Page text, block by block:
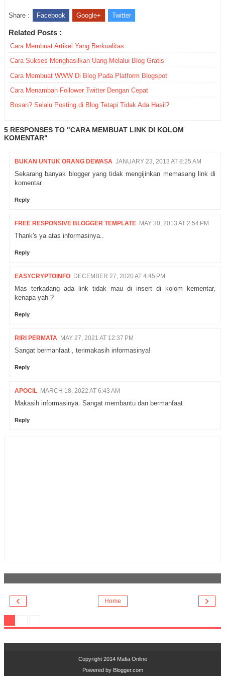
Share : Facebook Google+ Twitter
Related Posts :
Cara Membuat Artikel Yang Berkualitas
Cara Sukses Menghasilkan Uang Melalui Blog Gratis
Cara Membuat WWW Di Blog Pada Platform Blogspot
Cara Menambah Follower Twitter Dengan Cepat
Bosan? Selalu Posting di Blog Tetapi Tidak Ada Hasil?
5 RESPONSES TO "CARA MEMBUAT LINK DI KOLOM
KOMENTAR"
BUKAN UNTUK ORANG DEWASA JANUARY 23, 2013 AT 8:25 AM
Sekarang banyak blogger yang tidak mengijinkan memasang link di
komentar
Reply
FREE RESPONSIVE BLOGGER TEMPLATE MAY 30, 2013 AT 2:54 PM
Thank's ya atas informasinya..
Reply
EASYCRYPTOINFO DECEMBER 27, 2020 AT 4:45 PM
Mas terkadang ada link tidak mau di insert di kolom kementar,
kenapa yah ?
Reply
RIRI PERMATA MAY 27, 2021 AT 12:37 PM
Sangat bermanfaat , terimakasih informasinya!
Reply
APOCIL MARCH 18, 2022 AT 6:43 AM
Makasih informasinya. Sangat membantu dan bermanfaat
Reply
‹ ›
Home
Copyright 2014 Mafia Online
Powered by Blogger.com